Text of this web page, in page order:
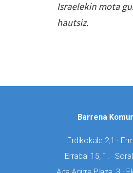
Israelekin mota
hautsiz.
Barrena
Erdikokale 2,1 ·
Errabal 15, 1. ·